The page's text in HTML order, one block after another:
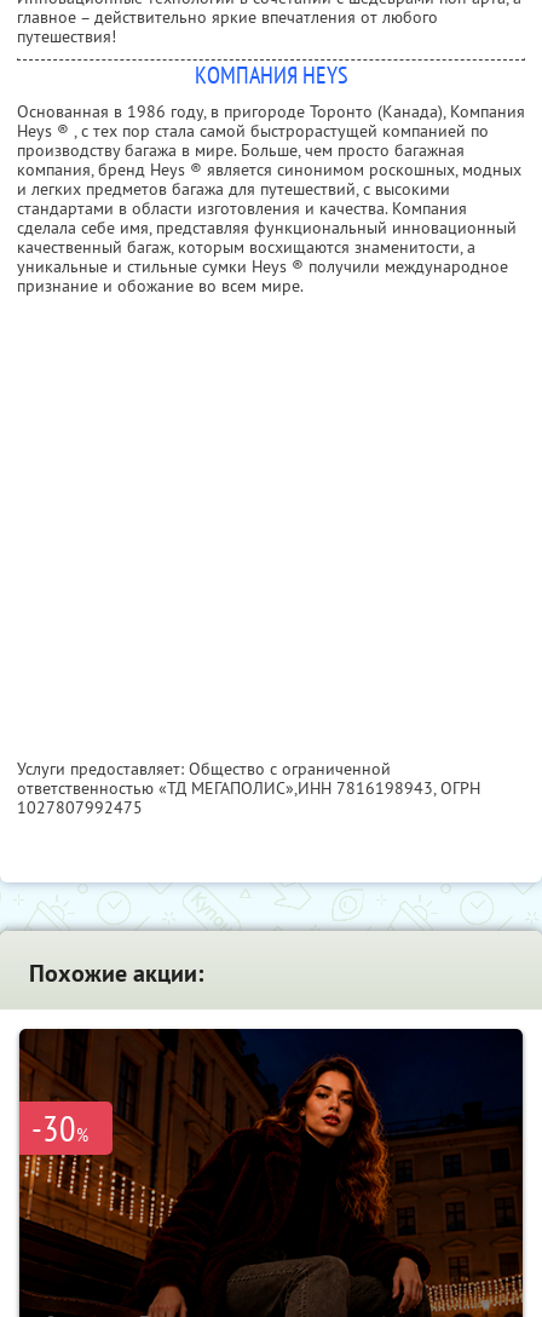
главное – действительно яркие впечатления от любого
путешествия!
КОМПАНИЯ HEYS
Основанная в 1986 году, в пригороде Торонто (Канада), Компания
Heys ® , с тех пор стала самой быстрорастущей компанией по
производству багажа в мире. Больше, чем просто багажная
компания, бренд Heys ® является синонимом роскошных, модных
и легких предметов багажа для путешествий, с высокими
стандартами в области изготовления и качества. Компания
сделала себе имя, представляя функциональный инновационный
качественный багаж, которым восхищаются знаменитости, а
уникальные и стильные сумки Heys ® получили международное
признание и обожание во всем мире.
Услуги предоставляет: Общество с ограниченной
ответственностью «ТД МЕГАПОЛИС»,ИНН 7816198943, ОГРН
1027807992475
Похожие акции:
-30%